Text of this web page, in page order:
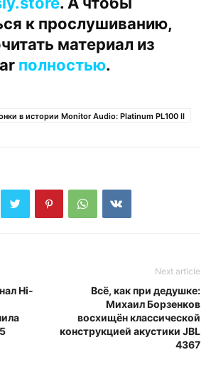
к прослушиванию,
материал из
полностью.
в истории Monitor Audio: Platinum PL100 II
Hi-
Next article
Всё, как при дедушке:
Михаил Борзенков
восхищён классической
конструкцией акустики JBL
4367